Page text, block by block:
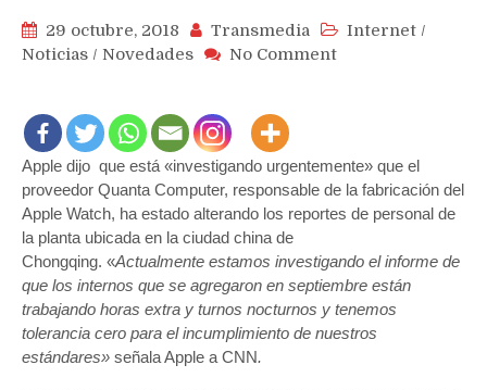
29 octubre, 2018 Transmedia Internet /
Noticias / Novedades No Commenton
abusos
laborales
juveniles
ensambladora
de
Apple
Watch
Apple dijo que está «investigando urgentemente» que el
proveedor Quanta Computer, responsable de la fabricación del
Apple Watch, ha estado alterando los reportes de personal de
la planta ubicada en la ciudad china de
Chongqing. «Actualmente estamos investigando el informe de
que los internos que se agregaron en septiembre están
trabajando horas extra y turnos nocturnos y tenemos
tolerancia cero para el incumplimiento de nuestros
estándares» señala Apple a CNN.